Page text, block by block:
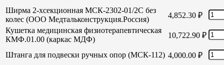
Ширма 2-хсекционная МСК-2302-01/2С без
колес (ООО Медтальконструкция.Россия)
4,852.30 ₽
Кушетка медицинская физиотерапевтическая
КМФ.01.00 (каркас МДФ)
10,722.90 ₽
Штанга для подвески ручных опор (МСК-112) 4,000.00 ₽